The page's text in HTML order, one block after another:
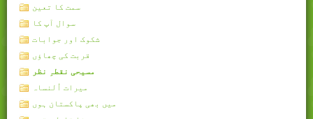
سمت کا تعین
سوال آپ کا
شکوک اور جوابات
قربت کی چھاؤں
مسیحی نقطہِ نظر
میرات اُلنساہ
میں بھی پاکستان ہوں